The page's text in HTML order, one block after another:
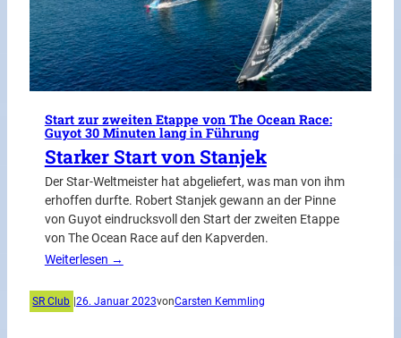
Start zur zweiten Etappe von The Ocean Race:
Guyot 30 Minuten lang in Führung
Starker Start von Stanjek
Der Star-Weltmeister hat abgeliefert, was man von ihm
erhoffen durfte. Robert Stanjek gewann an der Pinne
von Guyot eindrucksvoll den Start der zweiten Etappe
von The Ocean Race auf den Kapverden.
Weiterlesen →
SR Club 26. Januar 2023vonCarsten Kemmling